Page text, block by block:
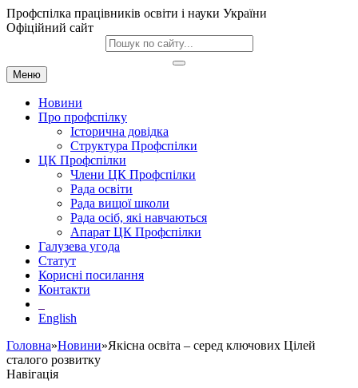
Профспілка працівників освіти і науки України
Офіційний сайт
Меню
Новини
Про профспілку
Історична довідка
Структура Профспілки
ЦК Профспілки
Члени ЦК Профспілки
Рада освіти
Рада вищої школи
Рада осіб, які навчаються
Апарат ЦК Профспілки
Галузева угода
Статут
Корисні посилання
Контакти
English
Головна»Новини»Якісна освіта – серед ключових Цілей
сталого розвитку
Навігація